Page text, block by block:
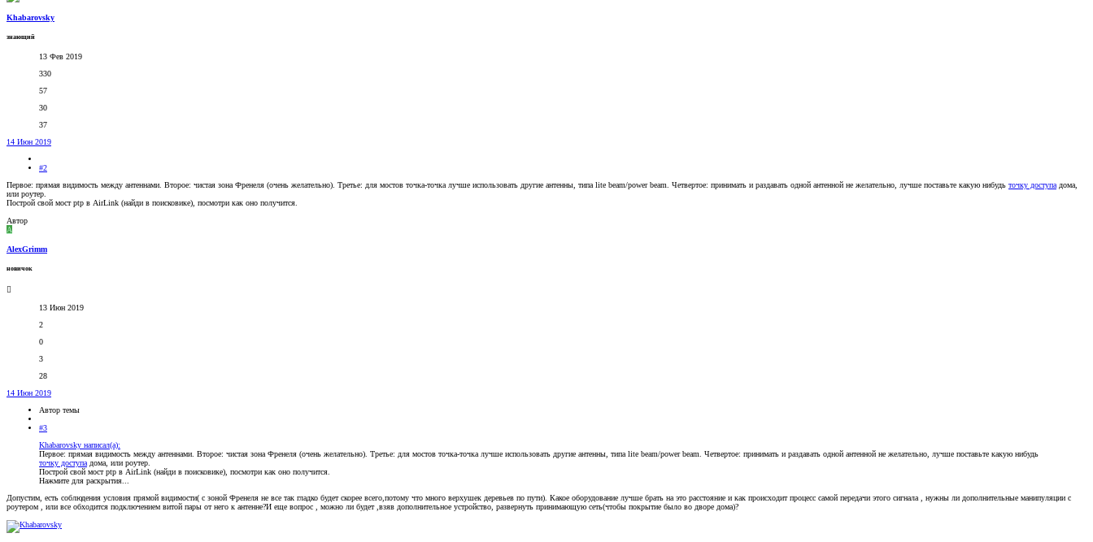
Khabarovsky
знающий
13 Фев 2019
330
57
30
37
14 Июн 2019
#2
Первое: прямая видимость между антеннами. Второе: чистая зона Френеля (очень желательно). Третье: для мостов точка-точка лучше использовать другие антенны, типа lite beam/power beam. Четвертое: принимать и раздавать одной антенной не желательно, лучше поставьте какую нибудь точку доступа дома,
или роутер.
Построй свой мост ptp в AirLink (найди в поисковике), посмотри как оно получится.
Автор
A
AlexGrimm
новичок
13 Июн 2019
2
0
3
28
14 Июн 2019
Автор темы
#3
Khabarovsky написал(а):
Первое: прямая видимость между антеннами. Второе: чистая зона Френеля (очень желательно). Третье: для мостов точка-точка лучше использовать другие антенны, типа lite beam/power beam. Четвертое: принимать и раздавать одной антенной не желательно, лучше поставьте какую нибудь
точку доступа дома, или роутер.
Построй свой мост ptp в AirLink (найди в поисковике), посмотри как оно получится.
Нажмите для раскрытия...
Допустим, есть соблюдения условия прямой видимости( с зоной Френеля не все так гладко будет скорее всего,потому что много верхушек деревьев по пути). Какое оборудование лучше брать на это расстояние и как происходит процесс самой передачи этого сигнала , нужны ли дополнительные манипуляции с
роутером , или все обходится подключением витой пары от него к антенне?И еще вопрос , можно ли будет ,взяв дополнительное устройство, развернуть принимающую сеть(чтобы покрытие было во дворе дома)?